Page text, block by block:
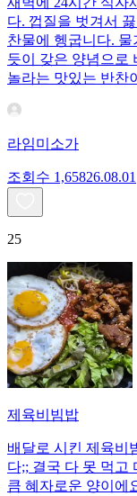
다. 껍질을 벗겨서
찬물에 헹굽니다.
듯이 갖은 양념으로
놀라는 맛있는 반찬
라임미소가
조회수 1,65826.08.01
25
제육비빔밥
배달로 시킨 제육비
다;; 결국 다 못 먹고
큼 혜자로운 양이에